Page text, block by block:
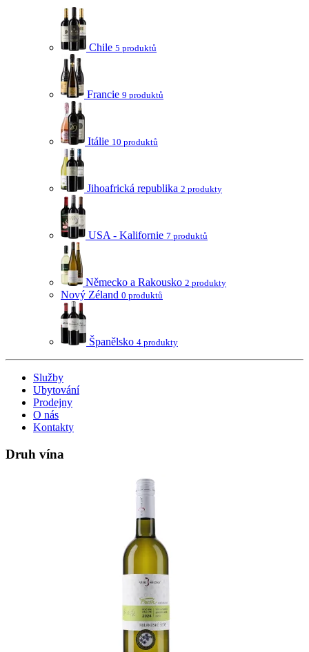
Chile 5 produktů
Francie 9 produktů
Itálie 10 produktů
Jihoafrická republika 2 produkty
USA - Kalifornie 7 produktů
Německo a Rakousko 2 produkty
Nový Zéland 0 produktů
Španělsko 4 produkty
Služby
Ubytování
Prodejny
O nás
Kontakty
Druh vína